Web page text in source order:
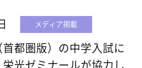
メディア掲載
都圏版）の中学入試に
光ゼミナールが協力し